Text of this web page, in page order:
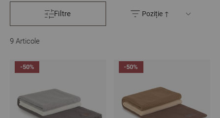
Filtre
9 Articole
-50% -50%